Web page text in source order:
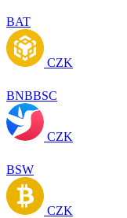
BAT
CZK
BNBBSC
CZK
BSW
CZK